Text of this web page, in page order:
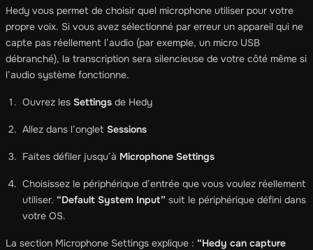
Hedy vous permet de choisir quel microphone utiliser pour votre
propre voix. Si vous avez sélectionné par erreur un appareil qui ne
capte pas réellement l’audio (par exemple, un micro USB
débranché), la transcription sera silencieuse de votre côté même si
l’audio système fonctionne.
Ouvrez les Settings de Hedy
Allez dans l’onglet Sessions
Faites défiler jusqu’à Microphone Settings
Choisissez le périphérique d’entrée que vous voulez réellement
utiliser. “Default System Input” suit le périphérique défini dans
votre OS.
La section Microphone Settings explique : “Hedy can capture